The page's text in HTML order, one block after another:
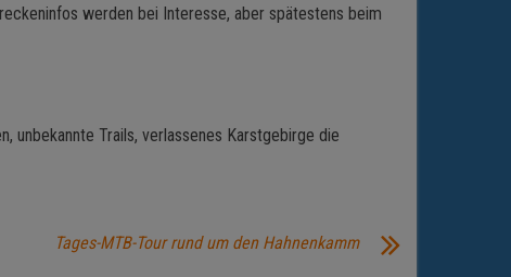
werden bei Interesse, aber spätestens beim
unbekannte Trails, verlassenes Karstgebirge die
Tages-MTB-Tour rund um den Hahnenkamm